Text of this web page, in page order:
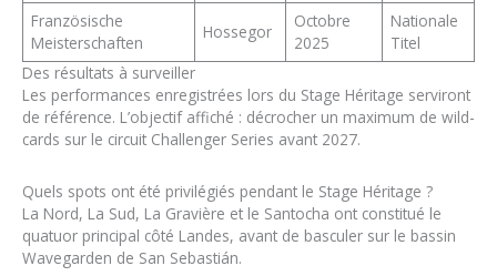
Französische
Meisterschaften
Hossegor
Octobre
2025
Nationale
Titel
Des résultats à surveiller
Les performances enregistrées lors du Stage Héritage serviront
de référence. L’objectif affiché : décrocher un maximum de wild-
cards sur le circuit Challenger Series avant 2027.
Quels spots ont été privilégiés pendant le Stage Héritage ?
La Nord, La Sud, La Gravière et le Santocha ont constitué le
quatuor principal côté Landes, avant de basculer sur le bassin
Wavegarden de San Sebastián.